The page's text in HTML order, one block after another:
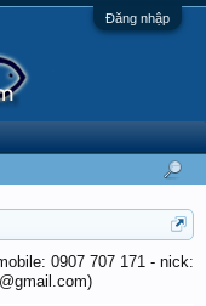
Đăng nhập
0907 707 171 - nick: